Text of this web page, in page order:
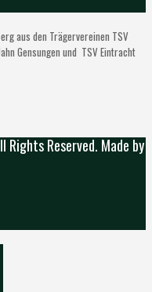
aus den Trägervereinen TSV
Gensungen und TSV Eintracht
Reserved. Made by